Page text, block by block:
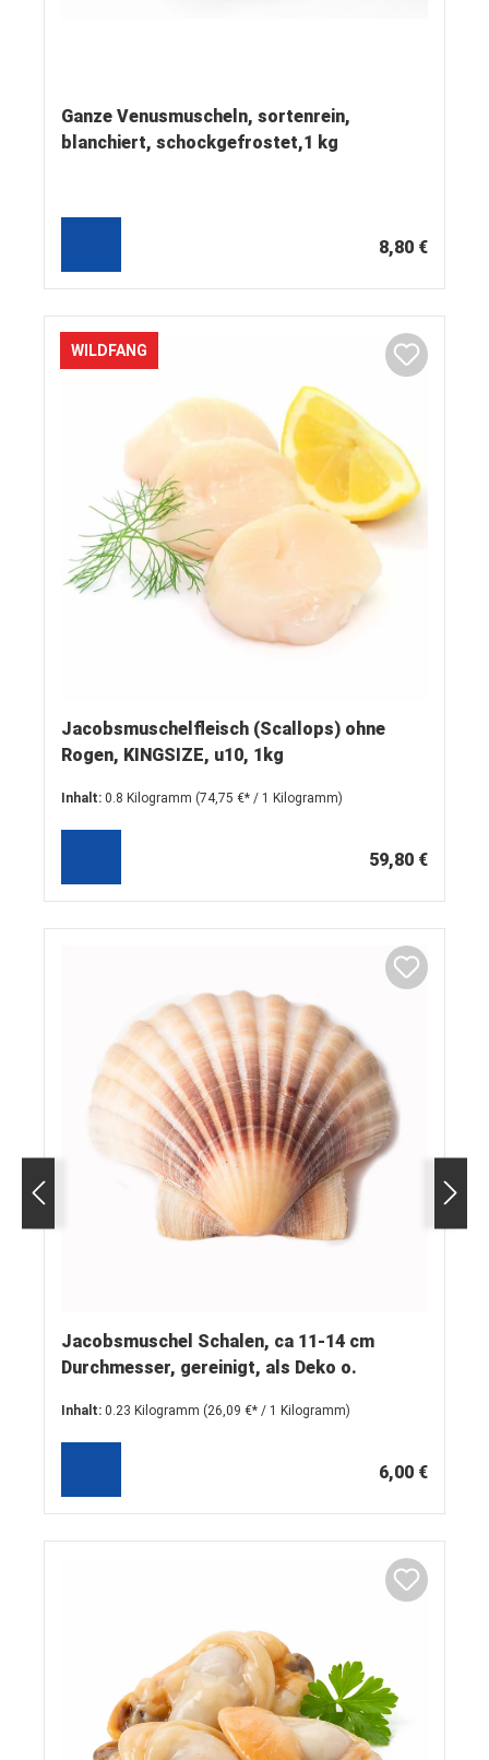
Ganze Venusmuscheln, sortenrein,
blanchiert, schockgefrostet,1 kg
8,80 €
WILDFANG
Jacobsmuschelfleisch (Scallops) ohne
Rogen, KINGSIZE, u10, 1kg
Inhalt: 0.8 Kilogramm (74,75 €* / 1 Kilogramm)
59,80 €
Jacobsmuschel Schalen, ca 11-14 cm
Durchmesser, gereinigt, als Deko o.
Inhalt: 0.23 Kilogramm (26,09 €* / 1 Kilogramm)
6,00 €